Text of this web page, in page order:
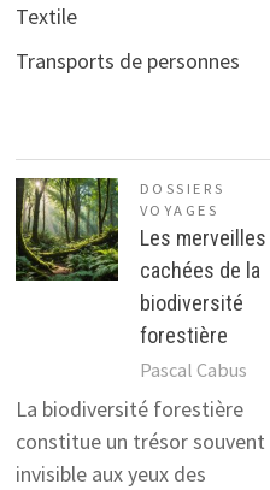
Textile
Transports de personnes
DOSSIERS
VOYAGES
Les merveilles
cachées de la
biodiversité
forestière
Pascal Cabus
La biodiversité forestière
constitue un trésor souvent
invisible aux yeux des